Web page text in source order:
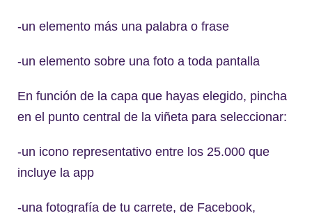
-un elemento más una palabra o frase
-un elemento sobre una foto a toda pantalla
En función de la capa que hayas elegido, pincha
en el punto central de la viñeta para seleccionar:
-un icono representativo entre los 25.000 que
incluye la app
-una fotografía de tu carrete, de Facebook,